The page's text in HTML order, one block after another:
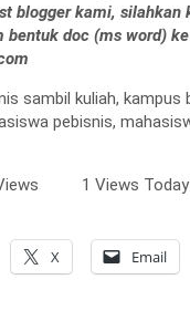
blogger kami, silahkan
bentuk doc (ms word)
sambil kuliah, kampus
pebisnis,
1 Views Today
X Email